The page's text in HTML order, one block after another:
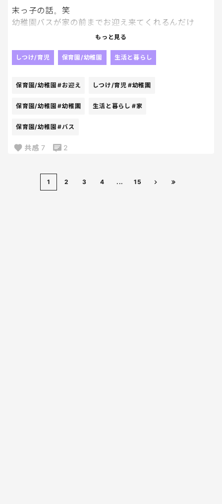
末っ子の話。笑
幼稚園バスが家の前までお迎え来てくれるんだけ
ど、大体家を出る時間決まってるから、そろそろ上着
だーーらだら
そんなだらだらやってたらバス行っちゃうよー！って
追い掛け声するのよ
もっと見る
しつけ/育児 保育園/幼稚園 生活と暮らし
保育園/幼稚園 #お迎え しつけ/育児 #幼稚園
保育園/幼稚園 #幼稚園 生活と暮らし #家
保育園/幼稚園 #バス
共感 7 2
1 2 3 4 ... 15